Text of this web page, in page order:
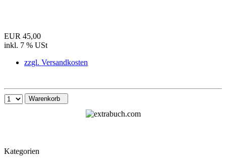
EUR 45,00
inkl. 7 % USt
zzgl. Versandkosten
Warenkorb
Kategorien